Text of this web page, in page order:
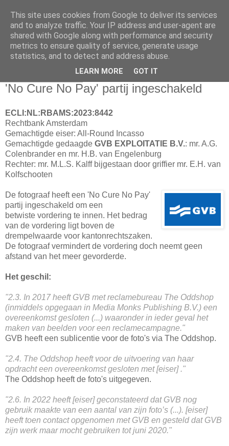
'No Cure No Pay' partij ingeschakeld
ECLI:NL:RBAMS:2023:8442
Rechtbank Amsterdam
Gemachtigde eiser: All-Round Incasso
Gemachtigde gedaagde GVB EXPLOITATIE B.V.: mr. A.G.
Colenbrander en mr. H.B. van Engelenburg
Rechter: mr. M.L.S. Kalff bijgestaan door griffier mr. E.H. van
Kolfschooten
De fotograaf heeft een 'No Cure No Pay'
partij ingeschakeld om een
betwiste vordering te innen. Het bedrag
van de vordering ligt boven de
drempelwaarde voor kantonrechtszaken.
De fotograaf vermindert de vordering doch neemt geen
afstand van het meer gevorderde.
Het geschil:
"2.3. In 2017 heeft GVB met reclamebureau The Oddshop
(inmiddels opgegaan in Media Monks Publishing B.V.) een
overeenkomst gesloten (...) waaronder in ieder geval het
maken van beelden voor een reclamecampagne."
GVB heeft een sublicentie voor de foto's via The Oddshop.
"2.4. The Oddshop heeft voor de uitvoering van haar
opdracht een overeenkomst gesloten met [eiser] ."
The Oddshop heeft de foto's uitgegeven.
"2.6. In 2022 heeft [eiser] geconstateerd dat GVB nog
gebruik maakte van een aantal van zijn foto’s (...). [eiser]
heeft toen contact opgenomen met GVB en gesteld dat GVB
zijn werk maar mocht gebruiken tot juni 2020."
This site uses cookies from Google to deliver its services
and to analyze traffic. Your IP address and user-agent are
shared with Google along with performance and security
metrics to ensure quality of service, generate usage
statistics, and to detect and address abuse.
LEARN MORE GOT IT